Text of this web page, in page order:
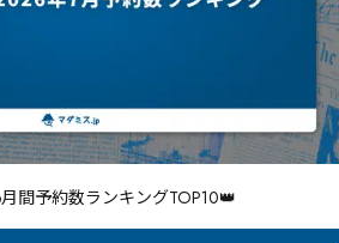
間予約数ランキングTOP10👑